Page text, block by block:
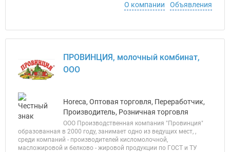
О компании
Объявления
ПРОВИНЦИЯ, молочный комбинат,
ООО
Horeca, Оптовая торговля, Переработчик,
Производитель, Розничная торговля
ООО Производственная компания "Провинция"
образованная в 2000 году, занимает одно из ведущих мест, ,
среди компаний - производителей кисломолочной,
масложировой и белково - жировой продукции по ГОСТ и ТУ